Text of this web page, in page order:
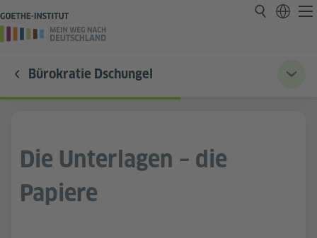
Bürokratie Dschungel
Die Unterlagen – die
Papiere